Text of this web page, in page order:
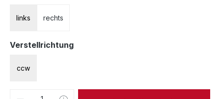
links rechts
Verstellrichtungauswählen
ccw